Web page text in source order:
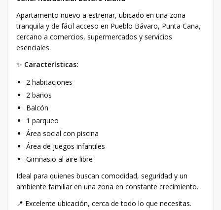
Apartamento nuevo a estrenar, ubicado en una zona
tranquila y de fácil acceso en Pueblo Bávaro, Punta Cana,
cercano a comercios, supermercados y servicios
esenciales.
✨ Características:
2 habitaciones
2 baños
Balcón
1 parqueo
Área social con piscina
Área de juegos infantiles
Gimnasio al aire libre
Ideal para quienes buscan comodidad, seguridad y un
ambiente familiar en una zona en constante crecimiento.
📍 Excelente ubicación, cerca de todo lo que necesitas.